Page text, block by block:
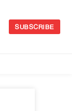
SUBSCRIBE